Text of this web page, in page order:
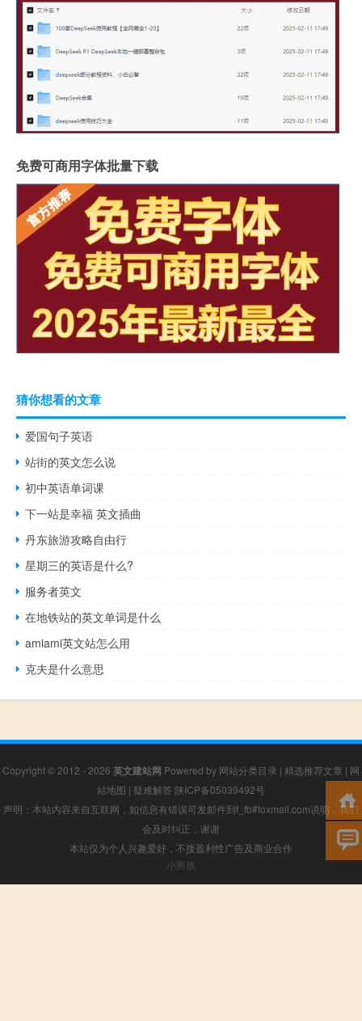
免费可商用字体批量下载
猜你想看的文章
爱国句子英语
站街的英文怎么说
初中英语单词课
下一站是幸福 英文插曲
丹东旅游攻略自由行
星期三的英语是什么?
服务者英文
在地铁站的英文单词是什么
amiami英文站怎么用
克夫是什么意思
Copyright © 2012 - 2026 英文建站网 Powered by 网站分类目录 | 精选推荐文章 | 网
站地图 | 疑难解答 陕ICP备05039492号
声明：本站内容来自互联网，如信息有错误可发邮件到f_fb#foxmail.com说明，我们
会及时纠正，谢谢
本站仅为个人兴趣爱好，不接盈利性广告及商业合作
小男孩